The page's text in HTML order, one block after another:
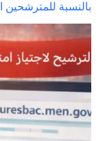
بالنسبة للمترشحين